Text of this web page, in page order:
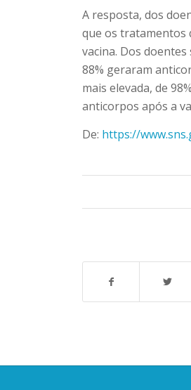
A resposta, dos
que os tratamentos
vacina. Dos
88% geraram
mais elevada, de
anticorpos após a
De: https://